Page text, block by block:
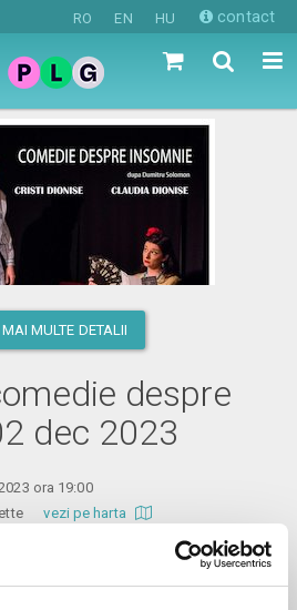
RO EN HU contact
MAI MULTE DETALII
despre
dec 2023
ora 19:00
vezi pe harta
biletele isi pierd valabilitatea, iar